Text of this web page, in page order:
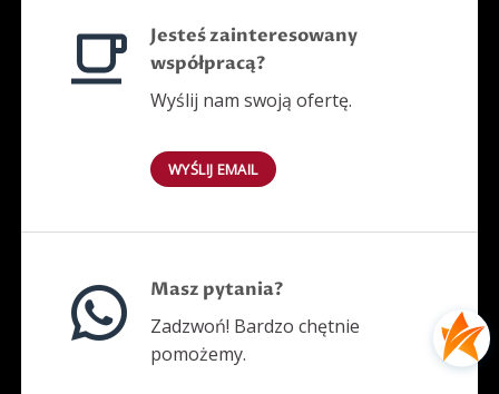
Jesteś zainteresowany
współpracą?
Wyślij nam swoją ofertę.
WYŚLIJ EMAIL
Masz pytania?
Zadzwoń! Bardzo chętnie
pomożemy.